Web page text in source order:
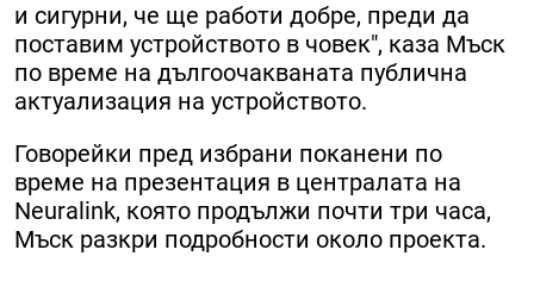
и сигурни, че ще работи добре, преди да
поставим устройството в човек", каза Мъск
по време на дългоочакваната публична
актуализация на устройството.
Говорейки пред избрани поканени по
време на презентация в централата на
Neuralink, която продължи почти три часа,
Мъск разкри подробности около проекта.